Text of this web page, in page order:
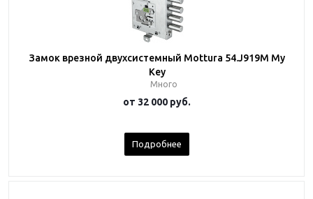
Замок врезной двухсистемный Mottura 54.J919M My
Key
Много
от 32 000 руб.
Подробнее